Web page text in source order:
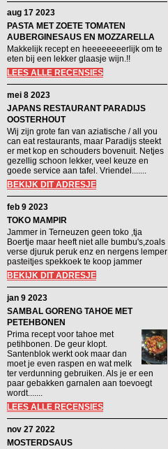
aug 17 2023
PASTA MET ZOETE TOMATEN
AUBERGINESAUS EN MOZZARELLA
Makkelijk recept en heeeeeeeerlijk om te
eten bij een lekker glaasje wijn.!!
LEES ALLE RECENSIES
mei 8 2023
JAPANS RESTAURANT PARADIJS
OOSTERHOUT
Wij zijn grote fan van aziatische / all you
can eat restaurants, maar Paradijs steekt
er met kop en schouders bovenuit. Netjes
gezellig schoon lekker, veel keuze en
goede service aan tafel. Vriendel.......
BEKIJK DIT ADRESJE
feb 9 2023
TOKO MAMPIR
Jammer in Terneuzen geen toko ,tja
Boertje maar heeft niet alle bumbu's,zoals
verse djuruk peruk enz en nergens lemper
pasteitjes spekkoek te koop jammer
BEKIJK DIT ADRESJE
jan 9 2023
SAMBAL GORENG TAHOE MET
PETEHBONEN
Prima recept voor tahoe met
petihbonen. De geur klopt.
Santenblok werkt ook maar dan
moet je even raspen en wat melk
ter verdunning gebruiken. Als je er een
paar gebakken garnalen aan toevoegt
wordt.......
LEES ALLE RECENSIES
nov 27 2022
MOSTERDSAUS